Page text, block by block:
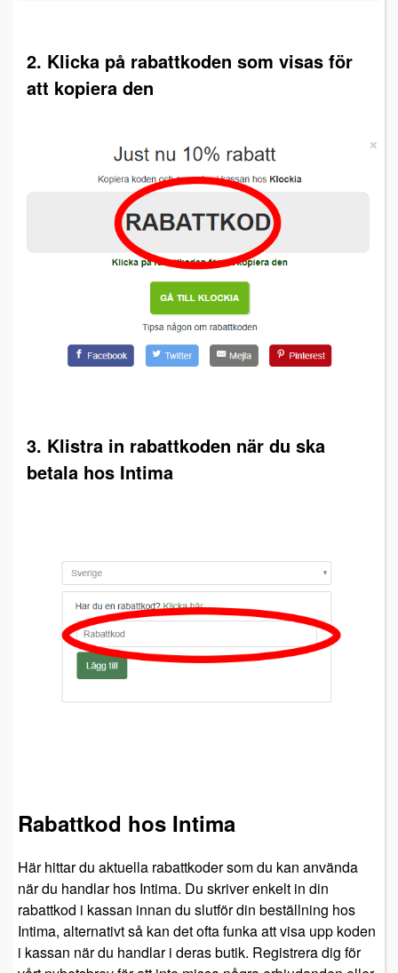
2. Klicka på rabattkoden som visas för
att kopiera den
3. Klistra in rabattkoden när du ska
betala hos Intima
Rabattkod hos Intima
Här hittar du aktuella rabattkoder som du kan använda
när du handlar hos Intima. Du skriver enkelt in din
rabattkod i kassan innan du slutför din beställning hos
Intima, alternativt så kan det ofta funka att visa upp koden
i kassan när du handlar i deras butik. Registrera dig för